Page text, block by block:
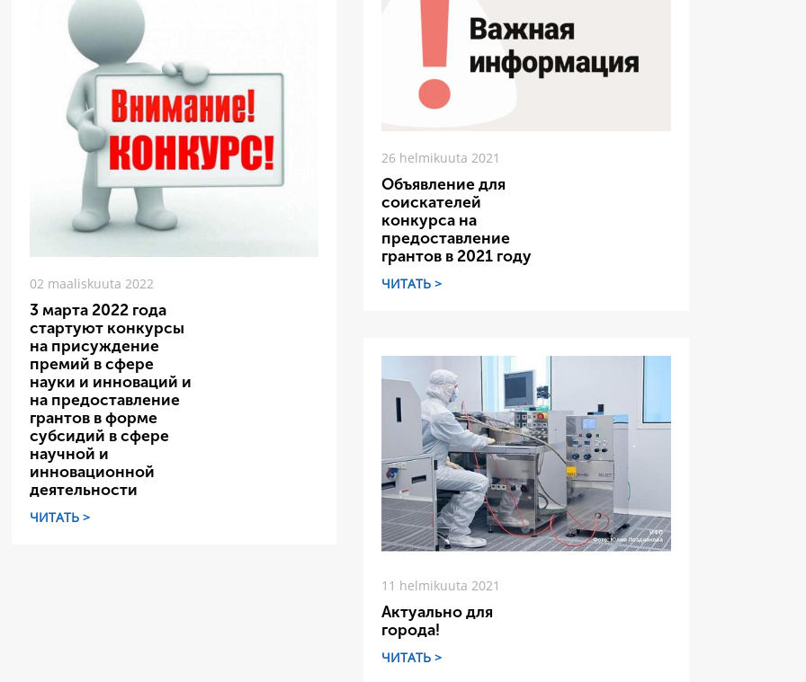
02 maaliskuuta 2022
3 марта 2022 года
стартуют конкурсы
на присуждение
премий в сфере
науки и инноваций и
на предоставление
грантов в форме
субсидий в сфере
научной и
инновационной
деятельности
ЧИТАТЬ >
26 helmikuuta 2021
Объявление для
соискателей
конкурса на
предоставление
грантов в 2021 году
ЧИТАТЬ >
11 helmikuuta 2021
Актуально для
города!
ЧИТАТЬ >